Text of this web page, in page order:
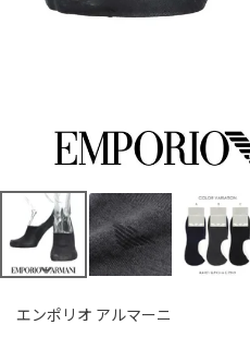
エンポリオ アルマーニ